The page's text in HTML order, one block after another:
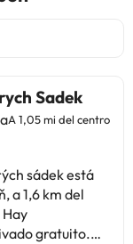
Sadek
A 1,05 mi del centro
sádek está
a 1,6 km del
gratuito.